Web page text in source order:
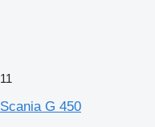
11
Scania G 450